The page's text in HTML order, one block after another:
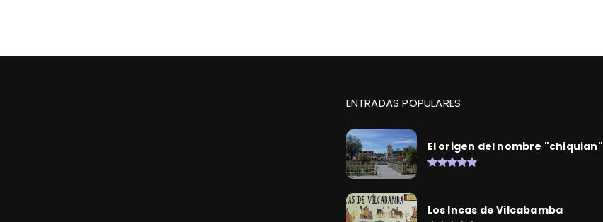
ENTRADAS POPULARES
El origen del nombre "chiquian"
Los Incas de Vilcabamba